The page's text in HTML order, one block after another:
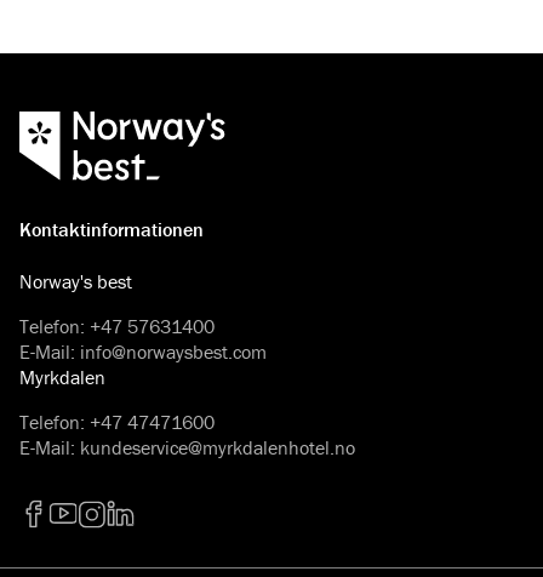
Kontaktinformationen
Norway's best
Telefon: +47 57631400
E-Mail: info@norwaysbest.com
Myrkdalen
Telefon: +47 47471600
E-Mail: kundeservice@myrkdalenhotel.no